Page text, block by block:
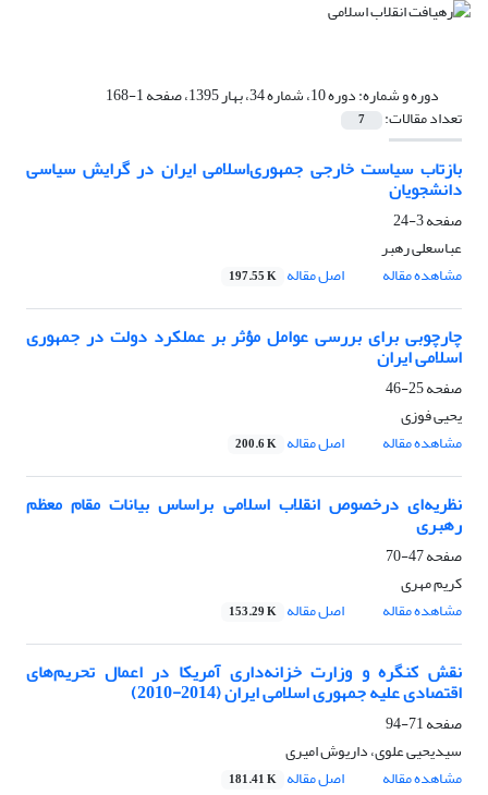
دوره و شماره:دوره 10، شماره 34، بهار 1395، صفحه 1-168
تعداد مقالات: 7
بازتاب سیاست خارجی جمهوری‌اسلامی ایران در گرایش سیاسی
دانشجویان
صفحه3-24
عباسعلی رهبر
مشاهده مقاله
اصل مقاله 197.55 K
چارچوبی برای بررسی عوامل مؤثر بر عملکرد دولت در جمهوری
اسلامی ایران
صفحه25-46
یحیی فوزی
مشاهده مقاله
اصل مقاله 200.6 K
نظریه‌ای درخصوص انقلاب اسلامی براساس بیانات مقام معظم
رهبری
صفحه47-70
کریم مهری
مشاهده مقاله
اصل مقاله 153.29 K
نقش کنگره و وزارت خزانه‌داری آمریکا در اعمال تحریم‌های
اقتصادی علیه جمهوری اسلامی ایران (2014-2010)
صفحه71-94
سید‌یحیی علوی، داریوش امیری
مشاهده مقاله
اصل مقاله 181.41 K